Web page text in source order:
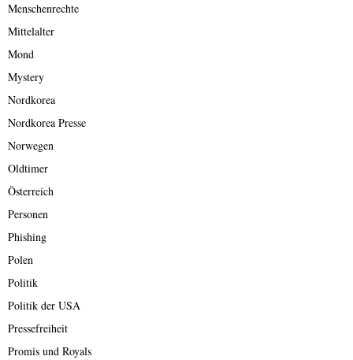
Menschenrechte
Mittelalter
Mond
Mystery
Nordkorea
Nordkorea Presse
Norwegen
Oldtimer
Österreich
Personen
Phishing
Polen
Politik
Politik der USA
Pressefreiheit
Promis und Royals